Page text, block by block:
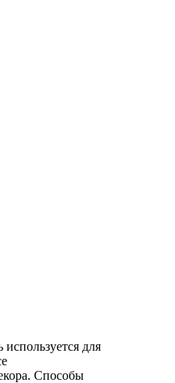
для
Способы